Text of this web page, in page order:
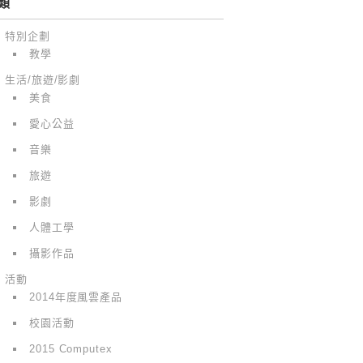
特別企劃
教學
生活/旅遊/影劇
美食
愛心公益
音樂
旅遊
影劇
人體工學
攝影作品
活動
2014年度風雲產品
校園活動
2015 Computex